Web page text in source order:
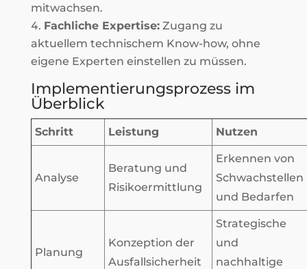
mitwachsen.
Fachliche Expertise:Zugang zu
aktuellem technischem Know-how, ohne
eigene Experten einstellen zu müssen.
Implementierungsprozess im
Überblick
Schritt Leistung Nutzen
Analyse
Beratung und
Risikoermittlung
Erkennen von
Schwachstellen
und Bedarfen
Planung
Konzeption der
Ausfallsicherheit
Strategische
und
nachhaltige